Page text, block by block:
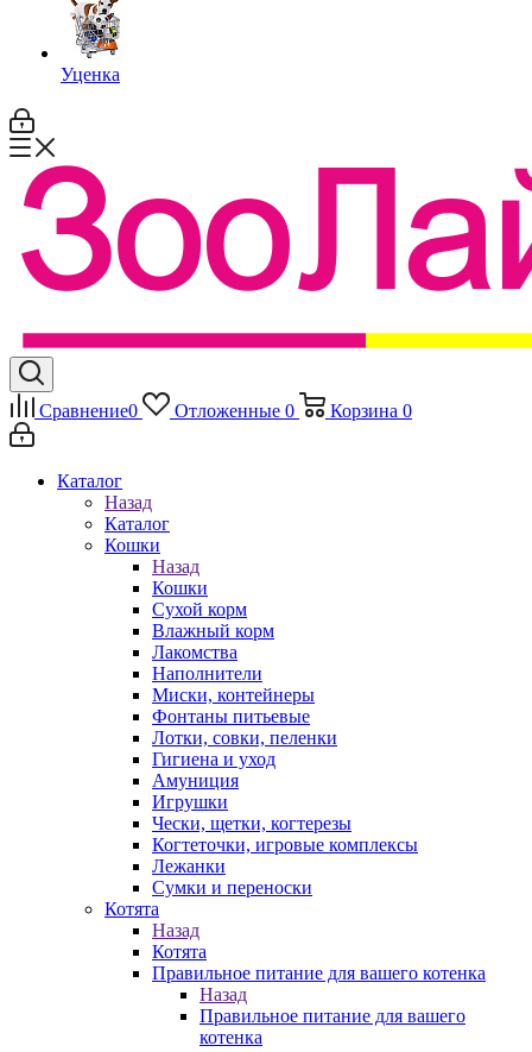
Уценка
Сравнение0 Отложенные 0 Корзина 0
Каталог
Назад
Каталог
Кошки
Назад
Кошки
Сухой корм
Влажный корм
Лакомства
Наполнители
Миски, контейнеры
Фонтаны питьевые
Лотки, совки, пеленки
Гигиена и уход
Амуниция
Игрушки
Чески, щетки, когтерезы
Когтеточки, игровые комплексы
Лежанки
Сумки и переноски
Котята
Назад
Котята
Правильное питание для вашего котенка
Назад
Правильное питание для вашего
котенка